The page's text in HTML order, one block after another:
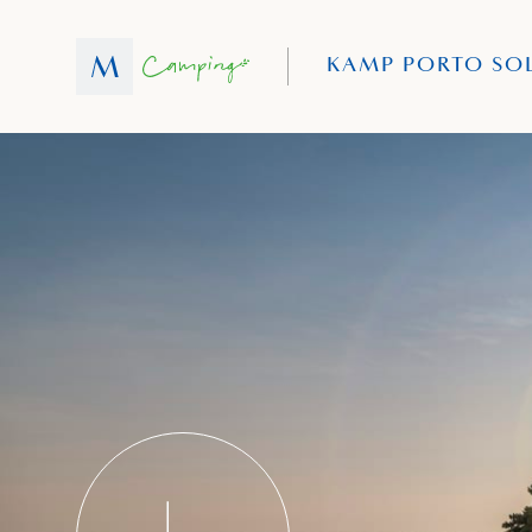
KAMP PORTO